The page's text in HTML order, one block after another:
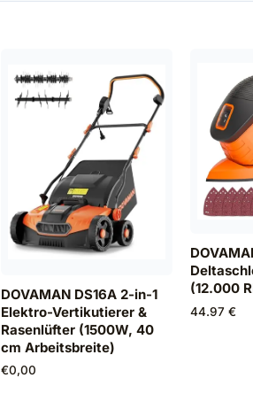
DOVAMAN DS16A 2-in-1
Elektro-Vertikutierer &
Rasenlüfter (1500W, 40
cm Arbeitsbreite)
€0,00
(12.000
44.97 €